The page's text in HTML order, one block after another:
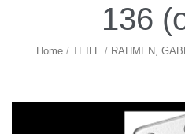
136
Home / TEILE / RAHMEN,